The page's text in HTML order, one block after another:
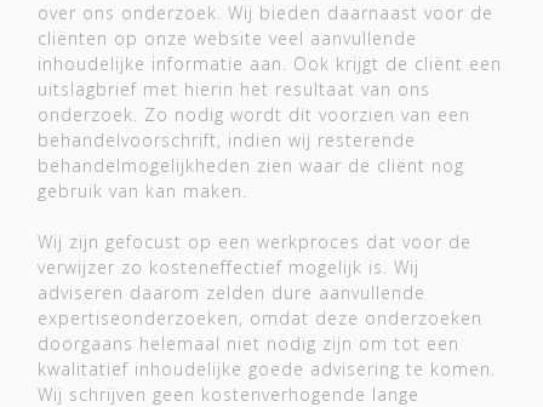
over ons onderzoek. Wij bieden daarnaast voor de
cliënten op onze website veel aanvullende
inhoudelijke informatie aan. Ook krijgt de cliënt een
uitslagbrief met hierin het resultaat van ons
onderzoek. Zo nodig wordt dit voorzien van een
behandelvoorschrift, indien wij resterende
behandelmogelijkheden zien waar de cliënt nog
gebruik van kan maken.
Wij zijn gefocust op een werkproces dat voor de
verwijzer zo kosteneffectief mogelijk is. Wij
adviseren daarom zelden dure aanvullende
expertiseonderzoeken, omdat deze onderzoeken
doorgaans helemaal niet nodig zijn om tot een
kwalitatief inhoudelijke goede advisering te komen.
Wij schrijven geen kostenverhogende lange